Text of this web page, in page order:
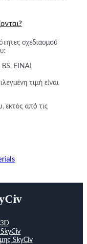
σχεδιασμού
ΕΙΝΑΙ
τιμή είναι
εκτός από τις
SkyCiv